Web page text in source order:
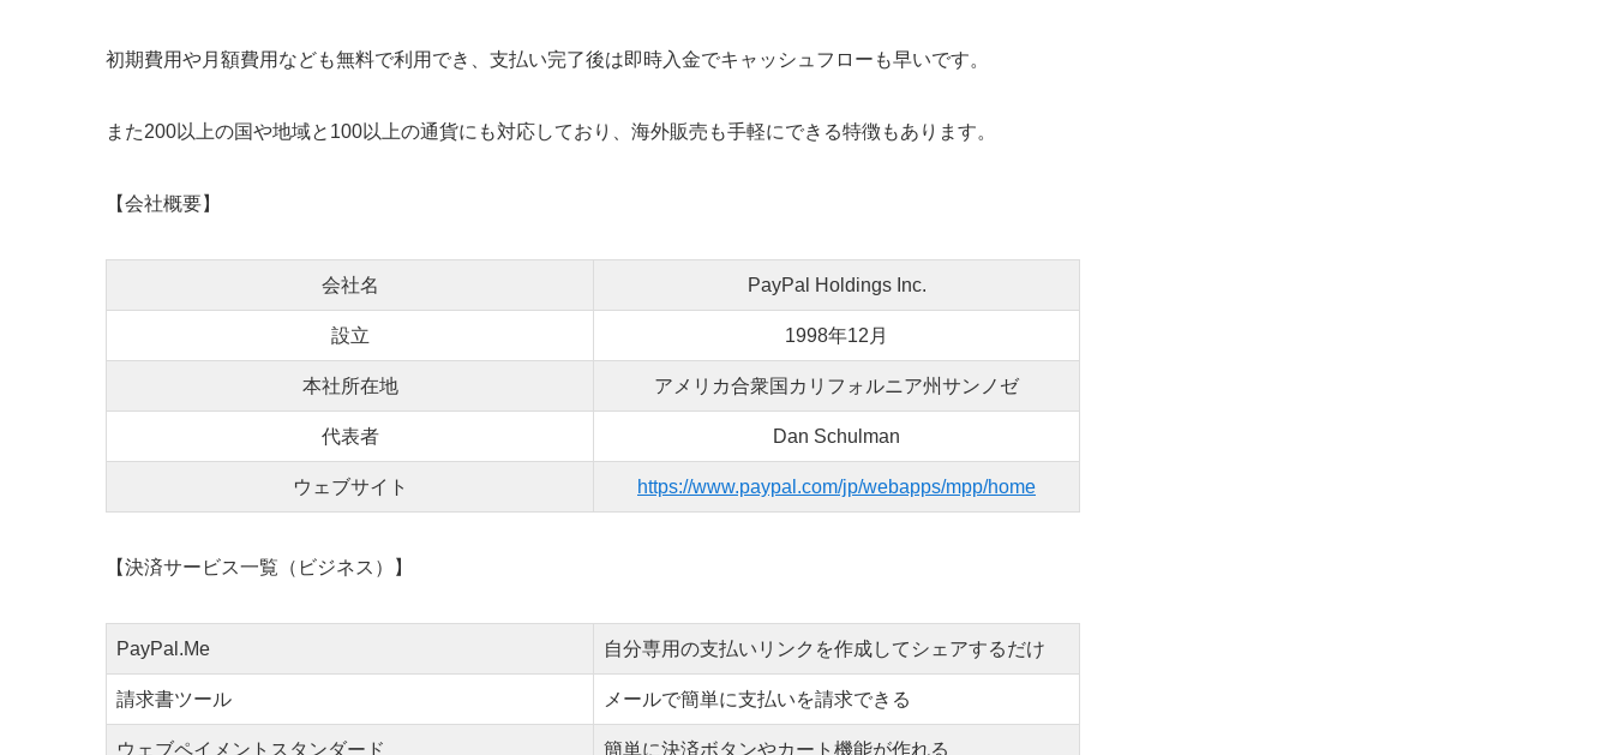
初期費用や月額費用なども無料で利用でき、支払い完了後は即時入金でキャッシュフローも早いです。
また200以上の国や地域と100以上の通貨にも対応しており、海外販売も手軽にできる特徴もあります。
【会社概要】
会社名 PayPal Holdings Inc.
設立 1998年12月
本社所在地 アメリカ合衆国カリフォルニア州サンノゼ
代表者 Dan Schulman
ウェブサイト https://www.paypal.com/jp/webapps/mpp/home
【決済サービス一覧（ビジネス）】
PayPal.Me 自分専用の支払いリンクを作成してシェアするだけ
請求書ツール メールで簡単に支払いを請求できる
ウェブペイメントスタンダード 簡単に決済ボタンやカート機能が作れる